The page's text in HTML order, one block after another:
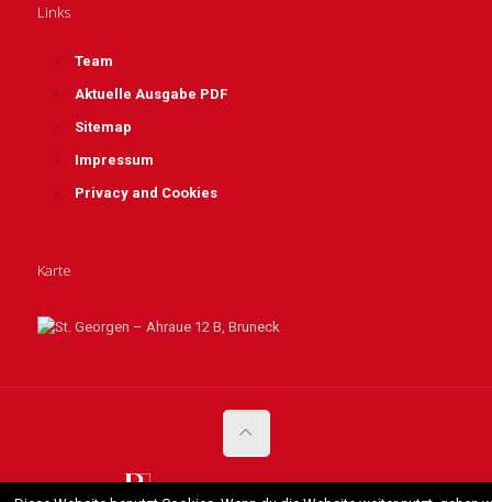
Links
Team
Aktuelle Ausgabe PDF
Sitemap
Impressum
Privacy and Cookies
Karte